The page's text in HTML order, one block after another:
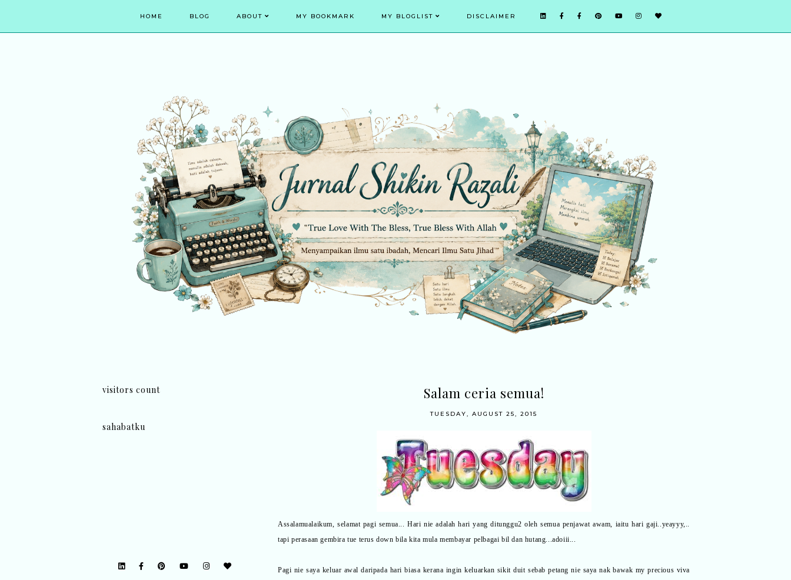
HOME BLOG ABOUT MY BOOKMARK MY BLOGLIST DISCLAIMER
Salam ceria semua!
TUESDAY, AUGUST 25, 2015
Assalamualaikum, selamat pagi semua... Hari nie adalah hari yang ditunggu2 oleh semua penjawat awam, iaitu hari gaji..yeayyy,..
tapi perasaan gembira tue terus down bila kita mula membayar pelbagai bil dan hutang...adoiii...
Pagi nie saya keluar awal daripada hari biasa kerana ingin keluarkan sikit duit sebab petang nie saya nak bawak my precious viva
visitors count
sahabatku